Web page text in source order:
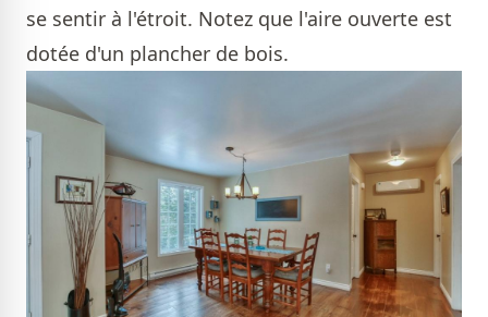
se sentir à l'étroit. Notez que l'aire ouverte est
dotée d'un plancher de bois.